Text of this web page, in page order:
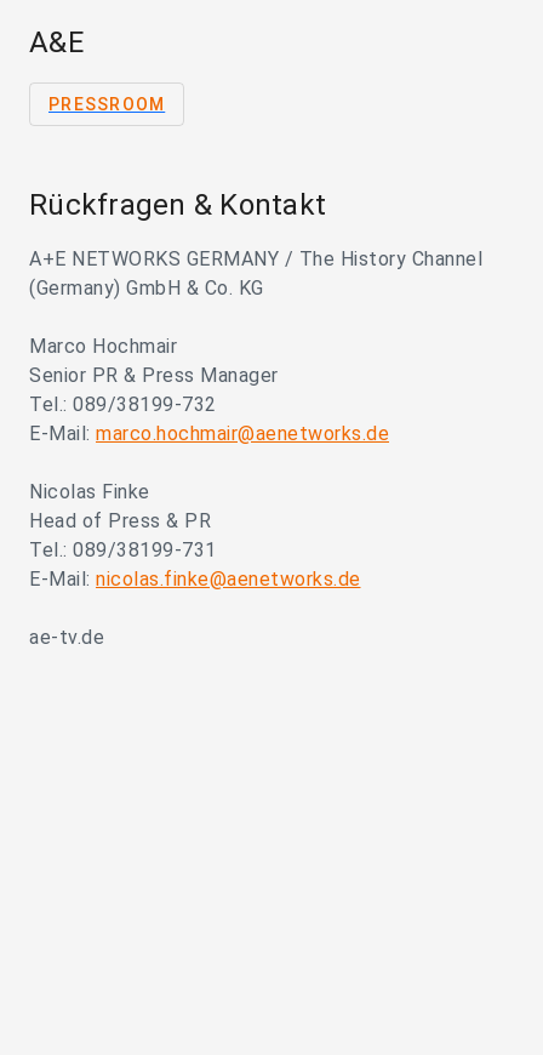
A&E
PRESSROOM
Rückfragen & Kontakt
A+E NETWORKS GERMANY / The History Channel
(Germany) GmbH & Co. KG
Marco Hochmair
Senior PR & Press Manager
Tel.: 089/38199-732
E-Mail: marco.hochmair@aenetworks.de
Nicolas Finke
Head of Press & PR
Tel.: 089/38199-731
E-Mail: nicolas.finke@aenetworks.de
ae-tv.de